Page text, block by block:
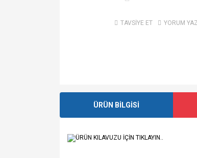
TAVSİYE ET YORUM YAZ
ÜRÜN BİLGİSİ
ÜRÜN KILAVUZU İÇİN TIKLAYIN..